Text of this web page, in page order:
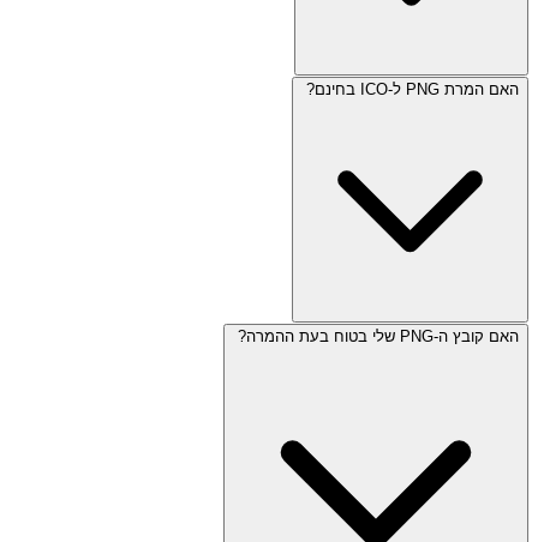
האם המרת PNG ל-ICO בחינם?
האם קובץ ה-PNG שלי בטוח בעת ההמרה?